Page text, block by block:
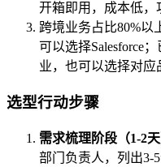
开箱即用，成本低，
跨境业务占比80%以
可以选择Salesforce
业，也可以选择对应
选型行动步骤
需求梳理阶段（1-2天
部门负责人，列出3-